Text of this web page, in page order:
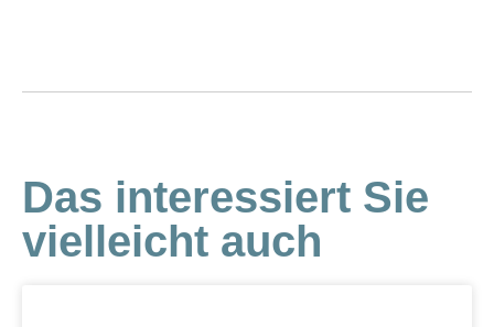
Das interessiert Sie
vielleicht auch